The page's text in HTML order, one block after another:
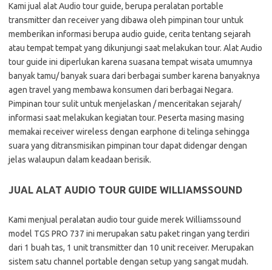
Kami jual alat Audio tour guide, berupa peralatan portable
transmitter dan receiver yang dibawa oleh pimpinan tour untuk
memberikan informasi berupa audio guide, cerita tentang sejarah
atau tempat tempat yang dikunjungi saat melakukan tour. Alat Audio
tour guide ini diperlukan karena suasana tempat wisata umumnya
banyak tamu/ banyak suara dari berbagai sumber karena banyaknya
agen travel yang membawa konsumen dari berbagai Negara.
Pimpinan tour sulit untuk menjelaskan / menceritakan sejarah/
informasi saat melakukan kegiatan tour. Peserta masing masing
memakai receiver wireless dengan earphone di telinga sehingga
suara yang ditransmisikan pimpinan tour dapat didengar dengan
jelas walaupun dalam keadaan berisik.
JUAL ALAT AUDIO TOUR GUIDE WILLIAMSSOUND
Kami menjual peralatan audio tour guide merek Williamssound
model TGS PRO 737 ini merupakan satu paket ringan yang terdiri
dari 1 buah tas, 1 unit transmitter dan 10 unit receiver. Merupakan
sistem satu channel portable dengan setup yang sangat mudah.